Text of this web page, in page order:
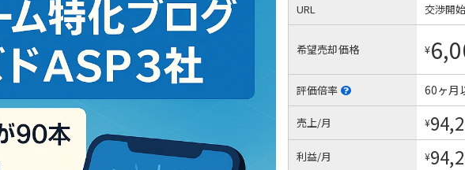
URL 交渉開
希望売却価格 ¥
評価倍率 60ヶ月
売上/月 ¥
利益/月 ¥